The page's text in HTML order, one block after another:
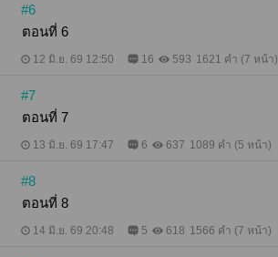
#6
ตอนที่ 6
12 มิ.ย. 69 12:50 16 593 1621 คำ (7 หน้า)
#7
ตอนที่ 7
13 มิ.ย. 69 17:47 6 637 1089 คำ (5 หน้า)
#8
ตอนที่ 8
14 มิ.ย. 69 20:48 5 618 1566 คำ (7 หน้า)